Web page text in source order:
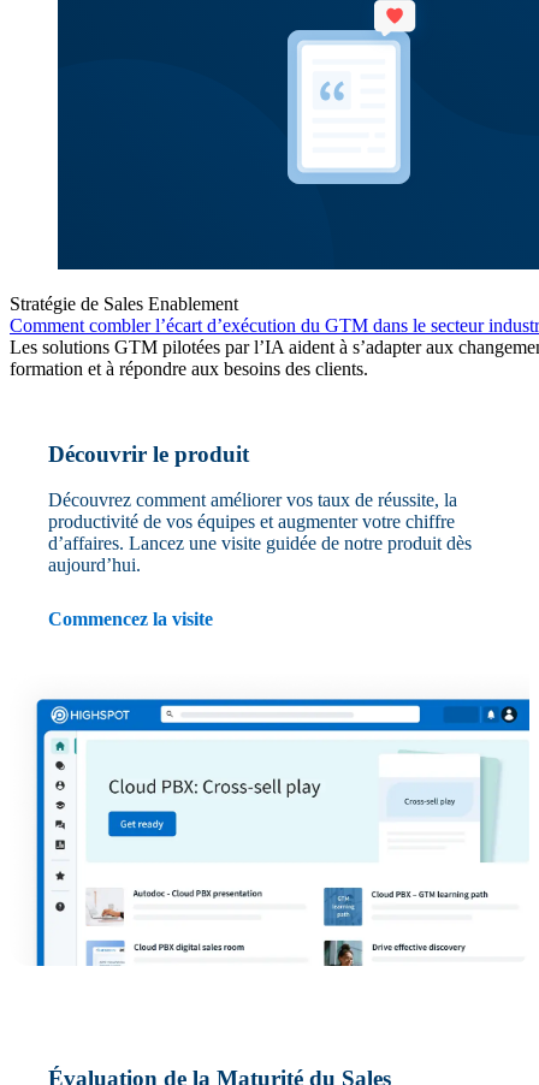
Stratégie de Sales Enablement
Comment combler l’écart d’exécution du GTM dans le secteur
Les solutions GTM pilotées par l’IA aident à s’adapter aux
formation et à répondre aux besoins des clients.
Découvrir le produit
Découvrez comment améliorer vos taux de réussite, la
productivité de vos équipes et augmenter votre chiffre
d’affaires. Lancez une visite guidée de notre produit dès
aujourd’hui.
Commencez la visite
Évaluation de la Maturité du Sales